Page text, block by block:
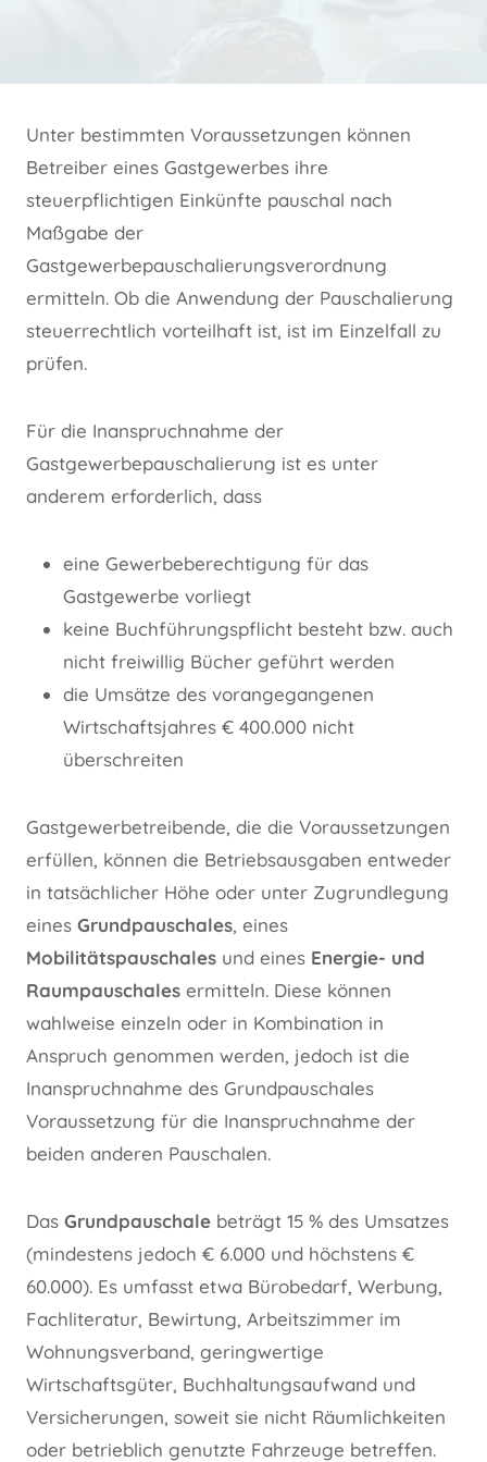
Unter bestimmten Voraussetzungen können
Betreiber eines Gastgewerbes ihre
steuerpflichtigen Einkünfte pauschal nach
Maßgabe der
Gastgewerbepauschalierungsverordnung
ermitteln. Ob die Anwendung der Pauschalierung
steuerrechtlich vorteilhaft ist, ist im Einzelfall zu
prüfen.
Für die Inanspruchnahme der
Gastgewerbepauschalierung ist es unter
anderem erforderlich, dass
eine Gewerbeberechtigung für das
Gastgewerbe vorliegt
keine Buchführungspflicht besteht bzw. auch
nicht freiwillig Bücher geführt werden
die Umsätze des vorangegangenen
Wirtschaftsjahres € 400.000 nicht
überschreiten
Gastgewerbetreibende, die die Voraussetzungen
erfüllen, können die Betriebsausgaben entweder
in tatsächlicher Höhe oder unter Zugrundlegung
eines Grundpauschales, eines
Mobilitätspauschales und eines Energie- und
Raumpauschales ermitteln. Diese können
wahlweise einzeln oder in Kombination in
Anspruch genommen werden, jedoch ist die
Inanspruchnahme des Grundpauschales
Voraussetzung für die Inanspruchnahme der
beiden anderen Pauschalen.
Das Grundpauschale beträgt 15 % des Umsatzes
(mindestens jedoch € 6.000 und höchstens €
60.000). Es umfasst etwa Bürobedarf, Werbung,
Fachliteratur, Bewirtung, Arbeitszimmer im
Wohnungsverband, geringwertige
Wirtschaftsgüter, Buchhaltungsaufwand und
Versicherungen, soweit sie nicht Räumlichkeiten
oder betrieblich genutzte Fahrzeuge betreffen.